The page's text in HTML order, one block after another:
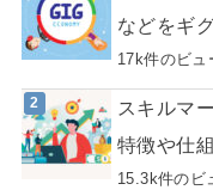
などをギ
17k件のビュ
スキルマ
特徴や仕
15.3k件のビ